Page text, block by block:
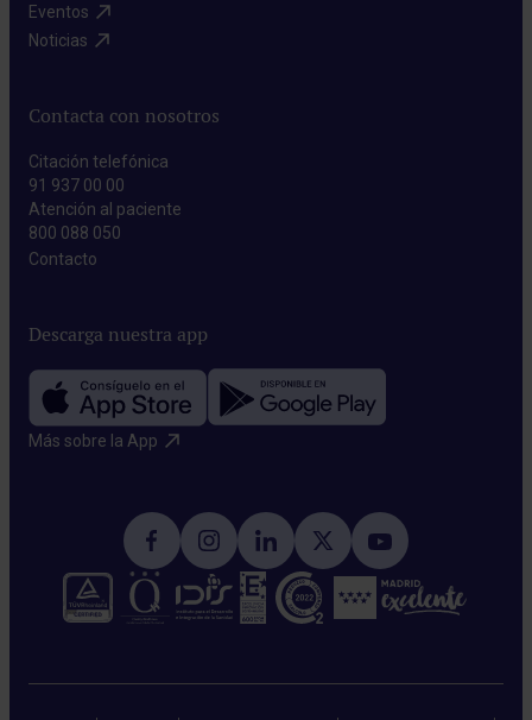
Eventos​
Noticias​
Contacta con nosotros
Citación telefónica
91 937 00 00
Atención al paciente
800 088 050
Contacto​
Descarga nuestra app
Más sobre la App​